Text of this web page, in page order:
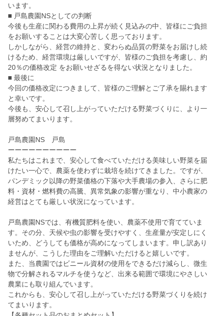
います。
■ 戸島農園NSとしての判断
今後も生産に関わる費用の上昇が続く見込みの中、皆様にご負担
をお願いすることは大変心苦しく思っております。
しかしながら、経営の維持と、変わらぬ品質の野菜をお届けし続
けるため、経営環境は厳しいですが、皆様のご負担を考慮し、約
20％の価格改定 をお願いせざるを得ない状況となりました。
■ 最後に
今回の価格改定につきまして、皆様のご理解とご了承を賜れます
と幸いです。
今後も、安心して召し上がっていただける野菜づくりに、より一
層努めてまいります。
戸島農園NS 戸島
ーーーーーーーーーー
私たちはこれまで、安心して食べていただける美味しい野菜を届
けたい一心で、農薬を使わずに栽培を続けてきました。ですが、
パンデミック以降の野菜価格の下落や大手農場の参入、さらに肥
料・資材・燃料費の高騰、異常気象の影響が重なり、中小農家の
経営はとても厳しい状況になっています。
戸島農園NSでは、有機質肥料を使い、農薬不使用で育てていま
す。その分、天候や虫の影響を受けやすく、生産量が安定しにく
いため、どうしても価格が高めになってしまいます。申し訳あり
ませんが、こうした理由をご理解いただけると嬉しいです。
また、当農園ではビニール資材の使用をできるだけ減らし、微生
物で分解されるマルチを使うなど、出来る範囲で環境にやさしい
農業にも取り組んでいます。
これからも、安心して召し上がっていただける野菜づくりを続け
てまいります。